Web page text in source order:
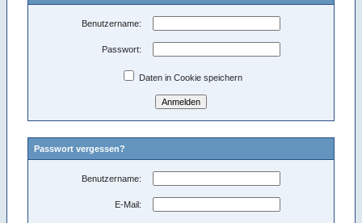
Benutzername:
Passwort:
Daten in Cookie speichern
Passwort vergessen?
Benutzername:
E-Mail: